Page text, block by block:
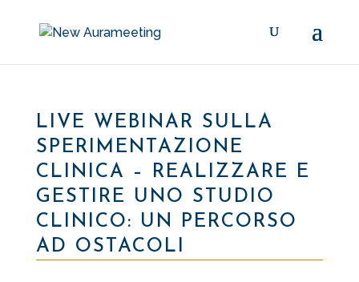
LIVE WEBINAR SULLA
SPERIMENTAZIONE
CLINICA – REALIZZARE E
GESTIRE UNO STUDIO
CLINICO: UN PERCORSO
AD OSTACOLI